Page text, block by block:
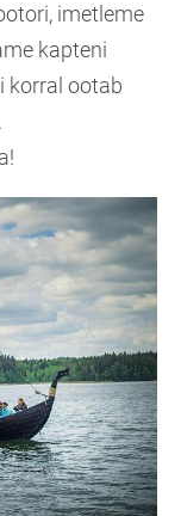
imetleme
kapteni
korral ootab